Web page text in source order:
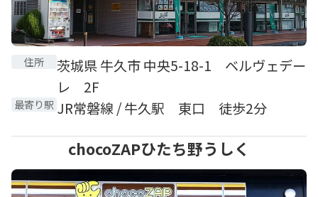
住所
茨城県 牛久市 中央5-18-1 ベルヴェデー
レ 2F
最寄り駅 JR常磐線 / 牛久駅 東口 徒歩2分
chocoZAPひたち野うしく